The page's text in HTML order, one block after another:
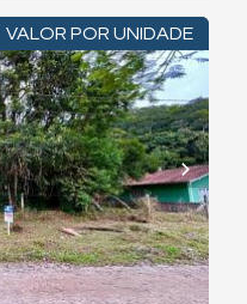
VALOR POR UNIDADE